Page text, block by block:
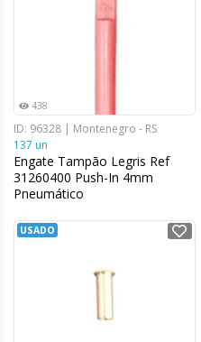
438
ID: 96328 | Montenegro - RS
137 un
Engate Tampão Legris Ref
31260400 Push-In 4mm
Pneumático
USADO